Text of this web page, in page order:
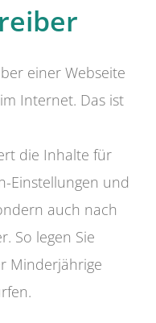
einer Webseite
Internet. Das ist
die Inhalte für
Einstellungen und
auch nach
So legen Sie
Minderjährige